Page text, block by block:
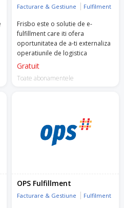
Facturare & Gestiune Fulfilment
Frisbo este o solutie de e-
fulfillment care iti ofera
oportunitatea de a-ti externaliza
operatiunile de logistica
Gratuit
Toate abonamentele
OPS Fulfillment
Facturare & Gestiune Fulfilment